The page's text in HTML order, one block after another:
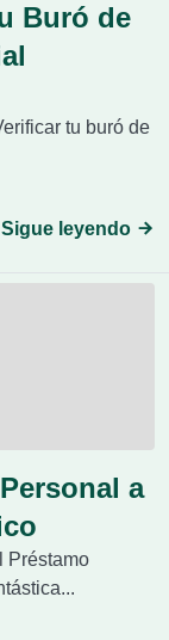
Buró de
tu buró de
Sigue leyendo
a
Préstamo